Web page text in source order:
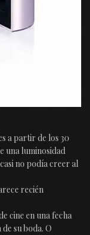
a partir de los 30
una luminosidad
no podía creer al
recién
cine en una fecha
su boda. O